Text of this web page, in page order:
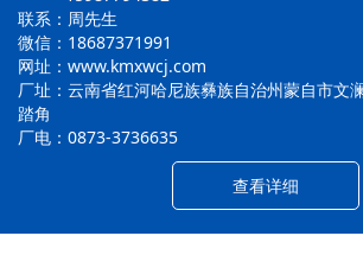
联系：周先生
微信：18687371991
网址：www.kmxwcj.com
厂址：云南省红河哈尼族彝族自治州蒙自市文
踏角
厂电：0873-3736635
查看详细